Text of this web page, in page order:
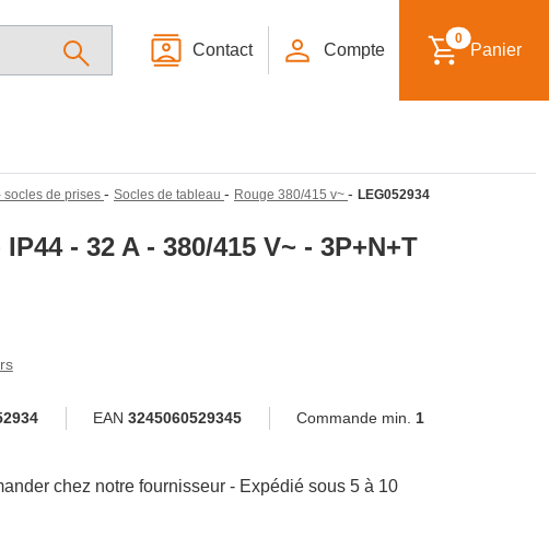
Contact Compte
0
Panier
socles de prises - Socles de tableau - Rouge 380/415 v~ - LEG052934
- 32 A - 380/415 V~ - 3P+N+T
EAN 3245060529345 Commande min. 1
chez notre fournisseur - Expédié sous 5 à 10